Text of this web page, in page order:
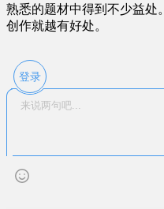
熟悉的题材中得到不少益处
创作就越有好处。
登录